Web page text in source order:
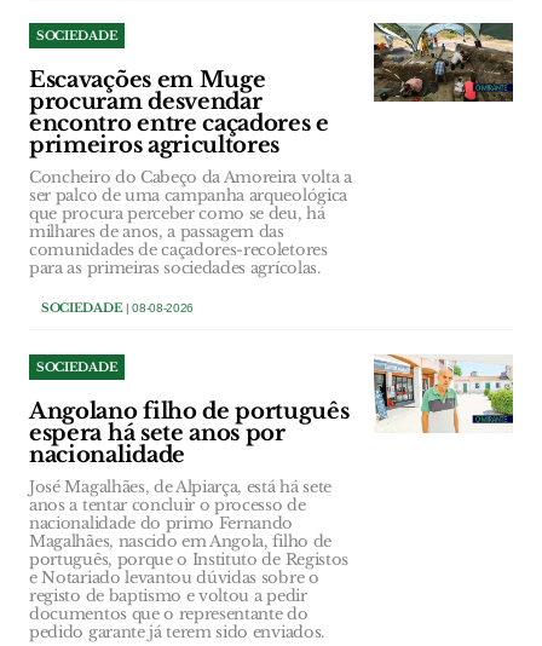
SOCIEDADE
Escavações em Muge
procuram desvendar
encontro entre caçadores e
primeiros agricultores
Concheiro do Cabeço da Amoreira volta a
ser palco de uma campanha arqueológica
que procura perceber como se deu, há
milhares de anos, a passagem das
comunidades de caçadores-recoletores
para as primeiras sociedades agrícolas.
SOCIEDADE| 08-08-2026
SOCIEDADE
Angolano filho de português
espera há sete anos por
nacionalidade
José Magalhães, de Alpiarça, está há sete
anos a tentar concluir o processo de
nacionalidade do primo Fernando
Magalhães, nascido em Angola, filho de
português, porque o Instituto de Registos
e Notariado levantou dúvidas sobre o
registo de baptismo e voltou a pedir
documentos que o representante do
pedido garante já terem sido enviados.